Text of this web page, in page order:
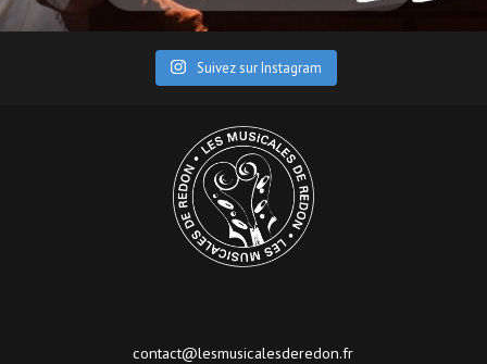
Suivez sur Instagram
contact@lesmusicalesderedon.fr